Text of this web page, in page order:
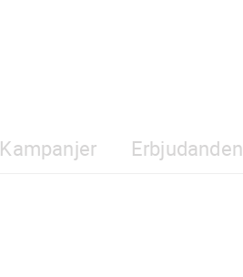
Kampanjer Erbjudanden